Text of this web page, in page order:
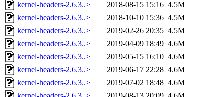
kernel-headers-2.6.3..>
2018-08-15 15:16 4.5M
kernel-headers-2.6.3..>
2018-10-10 15:36 4.5M
kernel-headers-2.6.3..>
2019-02-26 20:35 4.5M
kernel-headers-2.6.3..>
2019-04-09 18:49 4.6M
kernel-headers-2.6.3..>
2019-05-15 16:10 4.6M
kernel-headers-2.6.3..>
2019-06-17 22:28 4.6M
kernel-headers-2.6.3..>
2019-07-02 18:48 4.6M